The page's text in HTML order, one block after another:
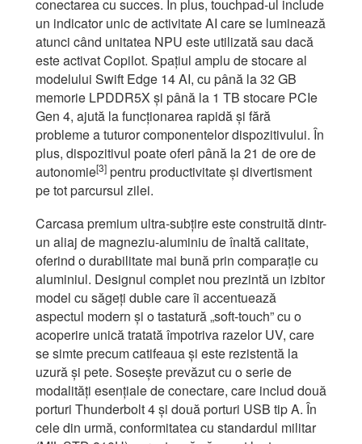
conectarea cu succes. În plus, touchpad-ul include
un indicator unic de activitate AI care se luminează
atunci când unitatea NPU este utilizată sau dacă
este activat Copilot. Spațiul amplu de stocare al
modelului Swift Edge 14 AI, cu până la 32 GB
memorie LPDDR5X și până la 1 TB stocare PCIe
Gen 4, ajută la funcționarea rapidă și fără
probleme a tuturor componentelor dispozitivului. În
plus, dispozitivul poate oferi până la 21 de ore de
autonomie[3] pentru productivitate și divertisment
pe tot parcursul zilei.
Carcasa premium ultra-subțire este construită dintr-
un aliaj de magneziu-aluminiu de înaltă calitate,
oferind o durabilitate mai bună prin comparație cu
aluminiul. Designul complet nou prezintă un izbitor
model cu săgeți duble care îi accentuează
aspectul modern și o tastatură „soft-touch” cu o
acoperire unică tratată împotriva razelor UV, care
se simte precum catifeaua și este rezistentă la
uzură și pete. Sosește prevăzut cu o serie de
modalități esențiale de conectare, care includ două
porturi Thunderbolt 4 și două porturi USB tip A. În
cele din urmă, conformitatea cu standardul militar